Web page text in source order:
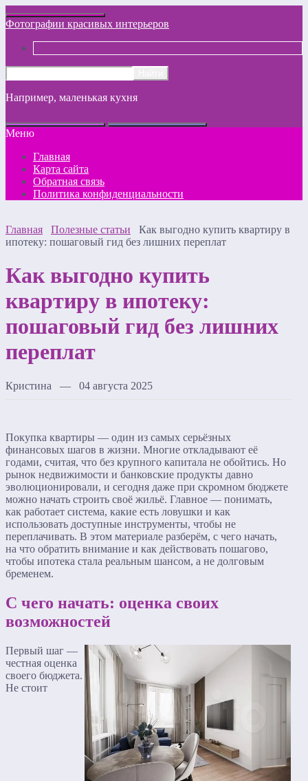
Фотографии красивых интерьеров
Например, маленькая кухня
Меню
Главная
Карта сайта
Обратная связь
Политика конфиденциальности
Главная Полезные статьи
Как выгодно купить квартиру в
ипотеку: пошаговый гид без лишних переплат
Как выгодно купить
квартиру в ипотеку:
пошаговый гид без лишних
переплат
Кристина — 04 августа 2025
Покупка квартиры — один из самых серьёзных
финансовых шагов в жизни. Многие откладывают её
годами, считая, что без крупного капитала не обойтись. Но
рынок недвижимости и банковские продукты давно
эволюционировали, и сегодня даже при скромном бюджете
можно начать строить своё жильё. Главное — понимать,
как работает система, какие есть ловушки и как
использовать доступные инструменты, чтобы не
переплачивать. В этом материале разберём, с чего начать,
на что обратить внимание и как действовать пошагово,
чтобы ипотека стала реальным шансом, а не долговым
бременем.
С чего начать: оценка своих
возможностей
Первый шаг —
честная оценка
своего бюджета.
Не стоит